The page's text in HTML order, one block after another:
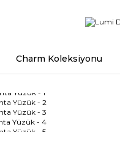
Charm Koleksiyonu